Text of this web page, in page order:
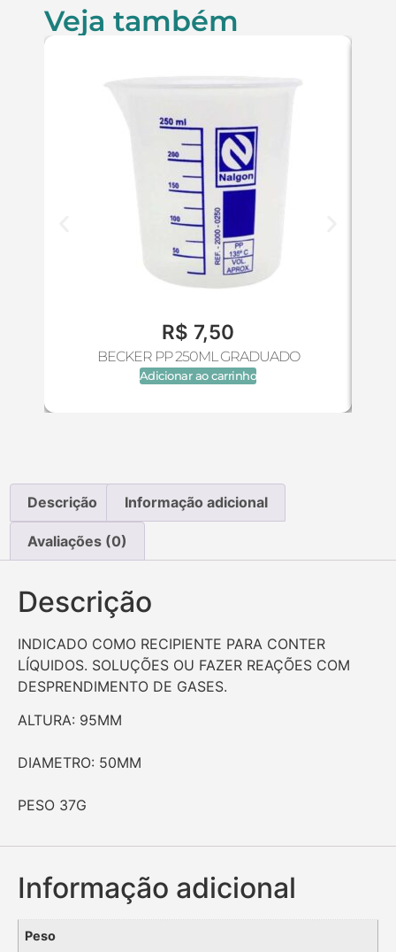
Veja também
R$ 7,50
BECKER PP 250ML GRADUADO
Adicionar ao carrinho
Descrição Informação adicional
Avaliações (0)
Descrição
INDICADO COMO RECIPIENTE PARA CONTER
LÍQUIDOS. SOLUÇÕES OU FAZER REAÇÕES COM
DESPRENDIMENTO DE GASES.
ALTURA: 95MM
DIAMETRO: 50MM
PESO 37G
Informação adicional
Peso